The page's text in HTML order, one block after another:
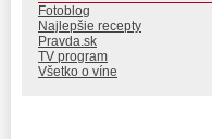
Fotoblog
Najlepšie recepty
Pravda.sk
TV program
Všetko o víne